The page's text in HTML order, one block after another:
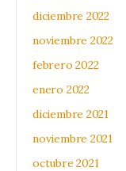
diciembre 2022
noviembre 2022
febrero 2022
enero 2022
diciembre 2021
noviembre 2021
octubre 2021